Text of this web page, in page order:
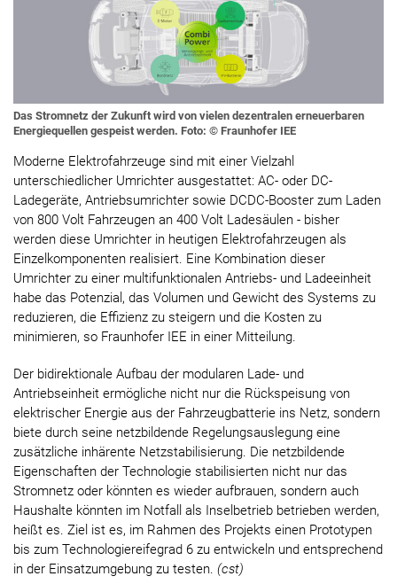
Das Stromnetz der Zukunft wird von vielen dezentralen erneuerbaren
Energiequellen gespeist werden. Foto: © Fraunhofer IEE
Moderne Elektrofahrzeuge sind mit einer Vielzahl
unterschiedlicher Umrichter ausgestattet: AC- oder DC-
Ladegeräte, Antriebsumrichter sowie DCDC-Booster zum Laden
von 800 Volt Fahrzeugen an 400 Volt Ladesäulen - bisher
werden diese Umrichter in heutigen Elektrofahrzeugen als
Einzelkomponenten realisiert. Eine Kombination dieser
Umrichter zu einer multifunktionalen Antriebs- und Ladeeinheit
habe das Potenzial, das Volumen und Gewicht des Systems zu
reduzieren, die Effizienz zu steigern und die Kosten zu
minimieren, so Fraunhofer IEE in einer Mitteilung.
Der bidirektionale Aufbau der modularen Lade- und
Antriebseinheit ermögliche nicht nur die Rückspeisung von
elektrischer Energie aus der Fahrzeugbatterie ins Netz, sondern
biete durch seine netzbildende Regelungsauslegung eine
zusätzliche inhärente Netzstabilisierung. Die netzbildende
Eigenschaften der Technologie stabilisierten nicht nur das
Stromnetz oder könnten es wieder aufbrauen, sondern auch
Haushalte könnten im Notfall als Inselbetrieb betrieben werden,
heißt es. Ziel ist es, im Rahmen des Projekts einen Prototypen
bis zum Technologiereifegrad 6 zu entwickeln und entsprechend
in der Einsatzumgebung zu testen. (cst)